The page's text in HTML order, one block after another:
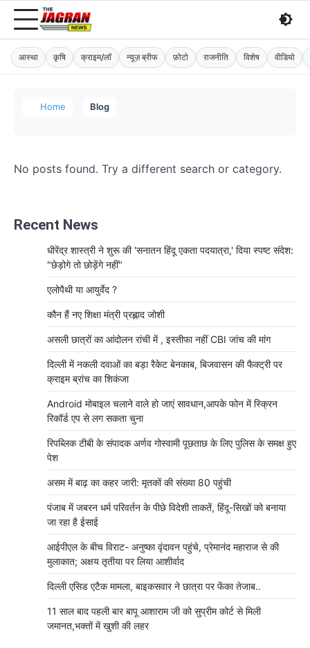
आस्था कृषि क्राइम/लॉ न्यूज़ ब्रीफ फ़ोटो राजनीति विशेष वीडियो
Home Blog
No posts found. Try a different search or category.
Recent News
धीरेंद्र शास्त्री ने शुरू की 'सनातन हिंदू एकता पदयात्रा,' दिया स्पष्ट संदेश:
"छेड़ोगे तो छोड़ेंगे नहीं"
एलोपैथी या आयुर्वेद ?
कौन हैं नए शिक्षा मंत्री प्रह्लाद जोशी
असली छात्रों का आंदोलन रांची में , इस्तीफा नहीं CBI जांच की मांग
दिल्ली में नकली दवाओं का बड़ा रैकेट बेनकाब, बिजवासन की फैक्ट्री पर
क्राइम ब्रांच का शिकंजा
Android मोबाइल चलाने वाले हो जाएं सावधान,आपके फोन में स्क्रिन
रिकॉर्ड एप से लग सकता चुना
रिपब्लिक टीबी के संपादक अर्णव गोस्वामी पूछताछ के लिए पुलिस के समक्ष हुए
पेश
असम में बाढ़ का कहर जारी: मृतकों की संख्या 80 पहुंची
पंजाब में जबरन धर्म परिवर्तन के पीछे विदेशी ताकतें, हिंदू-सिखों को बनाया
जा रहा है ईसाई
आईपीएल के बीच विराट- अनुष्का वृंदावन पहुंचे, प्रेमानंद महाराज से की
मुलाकात; अक्षय तृतीया पर लिया आशीर्वाद
दिल्ली एसिड एटैक मामला, बाइकसवार ने छात्रा पर फेंका तेजाब..
11 साल बाद पहली बार बापू आशाराम जी को सुप्रीम कोर्ट से मिली
जमानत,भक्तों में खुशी की लहर